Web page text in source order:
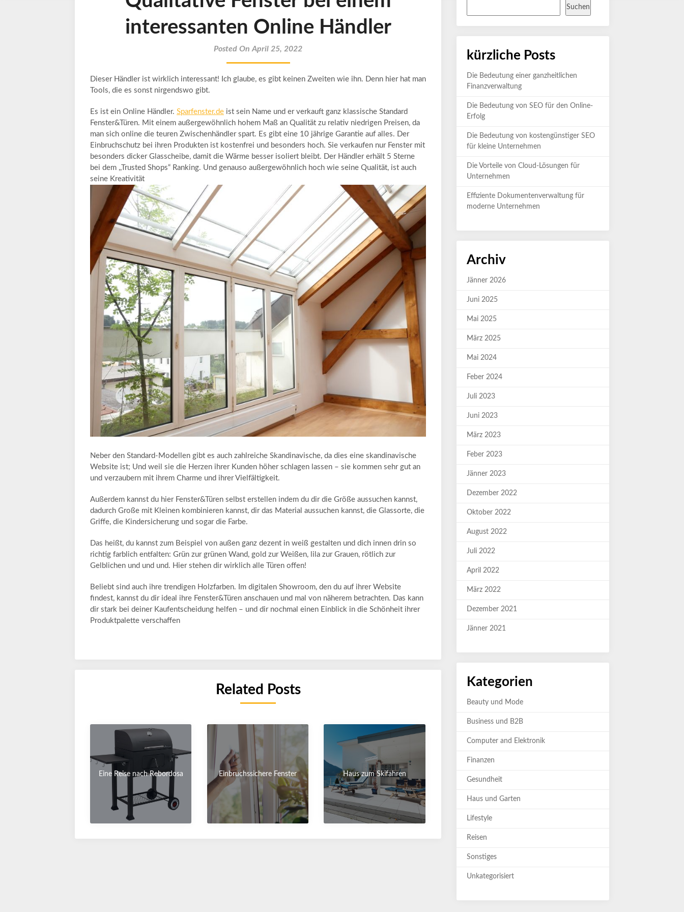
interessanten Online Händler
Posted On April 25, 2022
Dieser Händler ist wirklich interessant! Ich glaube, es gibt keinen Zweiten wie ihn. Denn hier hat man
Tools, die es sonst nirgendswo gibt.
Es ist ein Online Händler. Sparfenster.de ist sein Name und er verkauft ganz klassische Standard
Fenster&Türen. Mit einem außergewöhnlich hohem Maß an Qualität zu relativ niedrigen Preisen, da
man sich online die teuren Zwischenhändler spart. Es gibt eine 10 jährige Garantie auf alles. Der
Einbruchschutz bei ihren Produkten ist kostenfrei und besonders hoch. Sie verkaufen nur Fenster mit
besonders dicker Glasscheibe, damit die Wärme besser isoliert bleibt. Der Händler erhält 5 Sterne
bei dem ,,Trusted Shops“ Ranking. Und genauso außergewöhnlich hoch wie seine Qualität, ist auch
seine Kreativität
Neber den Standard-Modellen gibt es auch zahlreiche Skandinavische, da dies eine skandinavische
Website ist; Und weil sie die Herzen ihrer Kunden höher schlagen lassen – sie kommen sehr gut an
und verzaubern mit ihrem Charme und ihrer Vielfältigkeit.
Außerdem kannst du hier Fenster&Türen selbst erstellen indem du dir die Größe aussuchen kannst,
dadurch Große mit Kleinen kombinieren kannst, dir das Material aussuchen kannst, die Glassorte, die
Griffe, die Kindersicherung und sogar die Farbe.
Das heißt, du kannst zum Beispiel von außen ganz dezent in weiß gestalten und dich innen drin so
richtig farblich entfalten: Grün zur grünen Wand, gold zur Weißen, lila zur Grauen, rötlich zur
Gelblichen und und und. Hier stehen dir wirklich alle Türen offen!
Beliebt sind auch ihre trendigen Holzfarben. Im digitalen Showroom, den du auf ihrer Website
findest, kannst du dir ideal ihre Fenster&Türen anschauen und mal von näherem betrachten. Das kann
dir stark bei deiner Kaufentscheidung helfen – und dir nochmal einen Einblick in die Schönheit ihrer
Produktpalette verschaffen
Related Posts
Eine Reise nach Rebordosa Einbruchssichere Fenster Haus zum Skifahren
Suchen
kürzliche Posts
Die Bedeutung einer ganzheitlichen
Finanzverwaltung
Die Bedeutung von SEO für den Online-
Erfolg
Die Bedeutung von kostengünstiger SEO
für kleine Unternehmen
Die Vorteile von Cloud-Lösungen für
Unternehmen
Effiziente Dokumentenverwaltung für
moderne Unternehmen
Archiv
Jänner 2026
Juni 2025
Mai 2025
März 2025
Mai 2024
Feber 2024
Juli 2023
Juni 2023
März 2023
Feber 2023
Jänner 2023
Dezember 2022
Oktober 2022
August 2022
Juli 2022
April 2022
März 2022
Dezember 2021
Jänner 2021
Kategorien
Beauty und Mode
Business und B2B
Computer and Elektronik
Finanzen
Gesundheit
Haus und Garten
Lifestyle
Reisen
Sonstiges
Unkategorisiert